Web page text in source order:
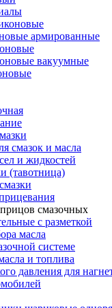
армированные
вакуумные
смазок и масла
и жидкостей
(тавотница)
смазочных
с разметкой
масла
системе
и топлива
давления для